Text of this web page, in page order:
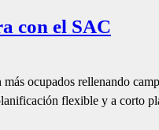
con el SAC
más ocupados rellenando
flexible y a corto